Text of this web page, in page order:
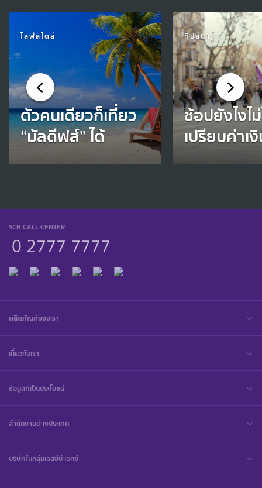
ไลฟ์สไตล์
ตัวคนเดียวก็เที่ยว
“มัลดีฟส์” ได้
ทิปส์น่ารู้
ช้อปยังไงไ
เปรียบค่าเ
SCB CALL CENTER
0 2777 7777
ผลิตภัณฑ์ของเรา
เกี่ยวกับเรา
ข้อมูลที่เป็นประโยชน์
สำนักงานต่างประเทศ
บริษัทในกลุ่มเอสซีบี เอกซ์